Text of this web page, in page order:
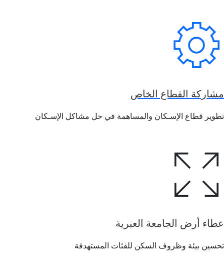
مشاركة القطاع الخاص
تطوير قطاع الإسـكان والمساهمة في حل مشاكل الإسـكان
عطاء أرض الجامعة العبرية
تحسين بيئة وظروف السكن للفئات المستهدفة